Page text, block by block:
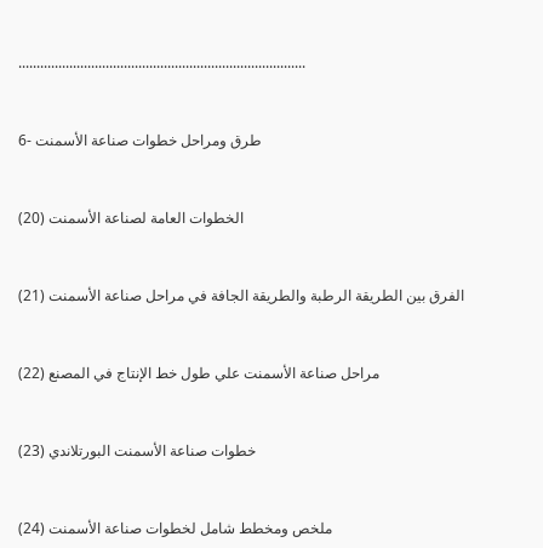
...............................................................................
6- طرق ومراحل خطوات صناعة الأسمنت
(20) الخطوات العامة لصناعة الأسمنت
(21) الفرق بين الطريقة الرطبة والطريقة الجافة في مراحل صناعة الأسمنت
(22) مراحل صناعة الأسمنت علي طول خط الإنتاج في المصنع
(23) خطوات صناعة الأسمنت البورتلاندي
(24) ملخص ومخطط شامل لخطوات صناعة الأسمنت